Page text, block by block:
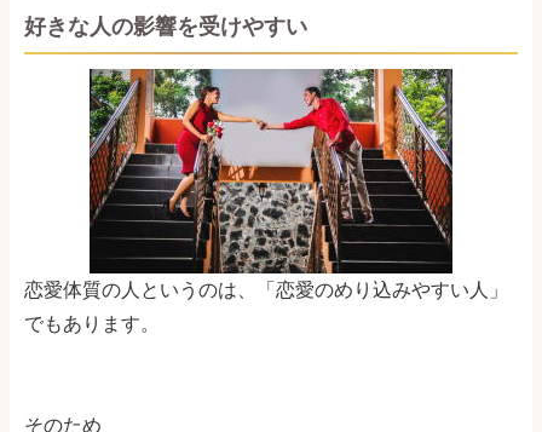
好きな人の影響を受けやすい
恋愛体質の人というのは、「恋愛のめり込みやすい人」
でもあります。
そのため